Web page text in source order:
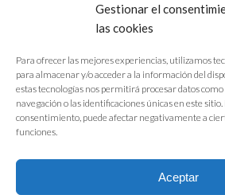
Gestionar el
las cookies
Para ofrecer las mejores experiencias, utilizamos
para almacenar y/o acceder a la información del
estas tecnologías nos permitirá procesar datos
navegación o las identificaciones únicas en este
consentimiento, puede afectar negativamente a
funciones.
Aceptar
Una iniciativa global: la
alimentación y bebidas
ODS